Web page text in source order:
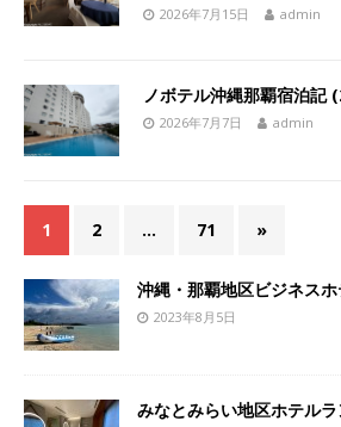
2026年7月15日 admin
ノボテル沖縄那覇宿泊記
2026年7月7日 admin
1 2 … 71 »
沖縄・那覇地区ビジネス
2023年8月5日
みなとみらい地区ホテル